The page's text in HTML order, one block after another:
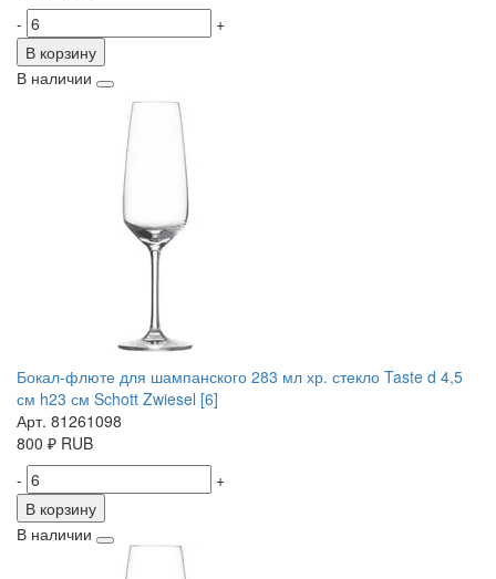
-
+
В корзину
В наличии
Бокал-флюте для шампанского 283 мл хр. стекло Taste d 4,5
см h23 см Schott Zwiesel [6]
Арт. 81261098
800 ₽ RUB
-
+
В корзину
В наличии